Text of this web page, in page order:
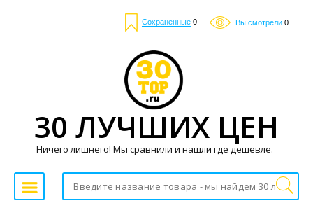
Сохраненные 0 Вы смотрели 0
30 ЛУЧШИХ ЦЕН
Ничего лишнего! Мы сравнили и нашли где дешевле.